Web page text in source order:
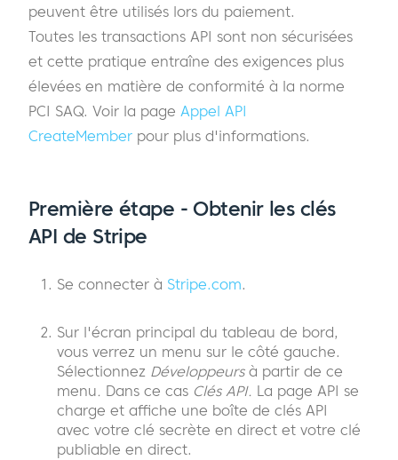
peuvent être utilisés lors du paiement.
Toutes les transactions API sont non sécurisées
et cette pratique entraîne des exigences plus
élevées en matière de conformité à la norme
PCI SAQ. Voir la page Appel API
CreateMember pour plus d'informations.
Première étape - Obtenir les clés
API de Stripe
Se connecter à Stripe.com.
Sur l'écran principal du tableau de bord,
vous verrez un menu sur le côté gauche.
Sélectionnez Développeurs à partir de ce
menu. Dans ce cas Clés API. La page API se
charge et affiche une boîte de clés API
avec votre clé secrète en direct et votre clé
publiable en direct.